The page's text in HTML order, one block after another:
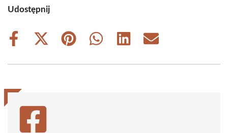
Udostępnij
Share
Share
(Twitter)
Share
Share
Share
Share